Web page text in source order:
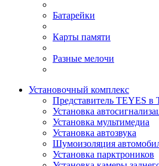
Батарейки
Карты памяти
Разные мелочи
Установочный комплекс
Представитель TEYES в
Установка
Установка мультимедиа
Установка автозвука
Шумоизоляция
Установка парктроников